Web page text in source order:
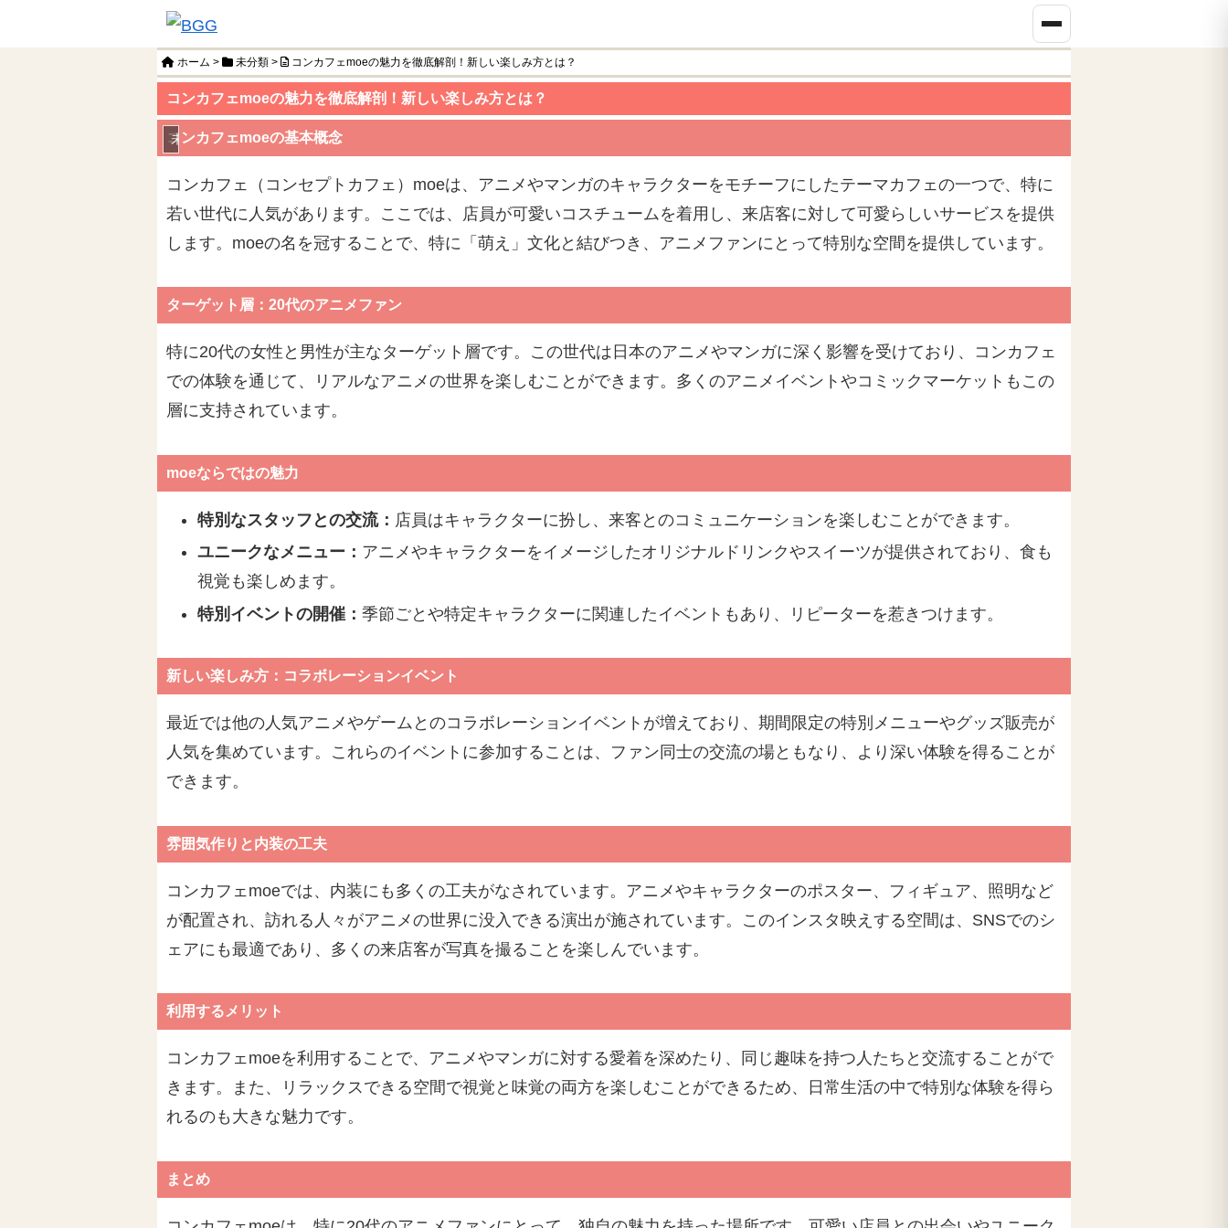
ホーム > 未分類 > コンカフェmoeの魅力を徹底解剖！新しい楽しみ方とは？
コンカフェmoeの魅力を徹底解剖！新しい楽しみ方とは？
未分類
コンカフェmoeの基本概念
コンカフェ（コンセプトカフェ）moeは、アニメやマンガのキャラクターをモチーフにしたテーマカフェの一つで、特に
若い世代に人気があります。ここでは、店員が可愛いコスチュームを着用し、来店客に対して可愛らしいサービスを提供
します。moeの名を冠することで、特に「萌え」文化と結びつき、アニメファンにとって特別な空間を提供しています。
ターゲット層：20代のアニメファン
特に20代の女性と男性が主なターゲット層です。この世代は日本のアニメやマンガに深く影響を受けており、コンカフェ
での体験を通じて、リアルなアニメの世界を楽しむことができます。多くのアニメイベントやコミックマーケットもこの
層に支持されています。
moeならではの魅力
特別なスタッフとの交流： 店員はキャラクターに扮し、来客とのコミュニケーションを楽しむことができます。
ユニークなメニュー： アニメやキャラクターをイメージしたオリジナルドリンクやスイーツが提供されており、食も
視覚も楽しめます。
特別イベントの開催： 季節ごとや特定キャラクターに関連したイベントもあり、リピーターを惹きつけます。
新しい楽しみ方：コラボレーションイベント
最近では他の人気アニメやゲームとのコラボレーションイベントが増えており、期間限定の特別メニューやグッズ販売が
人気を集めています。これらのイベントに参加することは、ファン同士の交流の場ともなり、より深い体験を得ることが
できます。
雰囲気作りと内装の工夫
コンカフェmoeでは、内装にも多くの工夫がなされています。アニメやキャラクターのポスター、フィギュア、照明など
が配置され、訪れる人々がアニメの世界に没入できる演出が施されています。このインスタ映えする空間は、SNSでのシ
ェアにも最適であり、多くの来店客が写真を撮ることを楽しんでいます。
利用するメリット
コンカフェmoeを利用することで、アニメやマンガに対する愛着を深めたり、同じ趣味を持つ人たちと交流することがで
きます。また、リラックスできる空間で視覚と味覚の両方を楽しむことができるため、日常生活の中で特別な体験を得ら
れるのも大きな魅力です。
まとめ